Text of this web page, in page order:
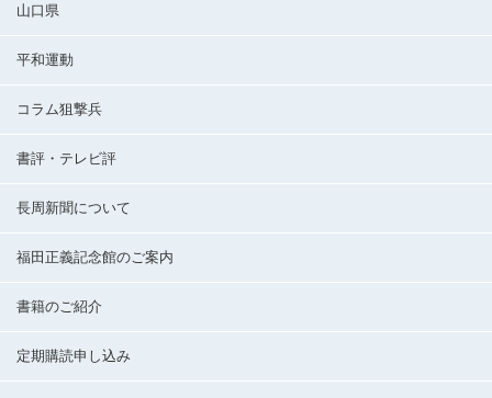
山口県
平和運動
コラム狙撃兵
書評・テレビ評
長周新聞について
福田正義記念館のご案内
書籍のご紹介
定期購読申し込み